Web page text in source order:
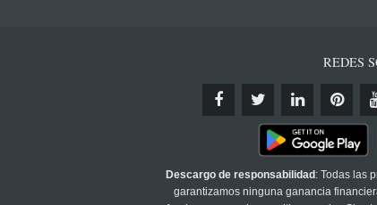
REDES
Descargo de responsabilidad : Todas las
garantizamos ninguna ganancia